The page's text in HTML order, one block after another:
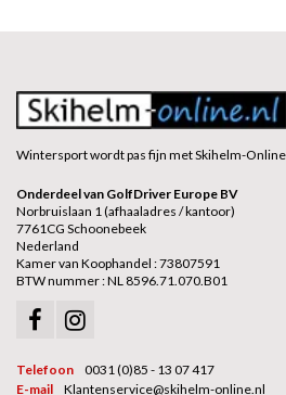
Wintersport wordt pas fijn met Skihelm-
Onderdeel van GolfDriver Europe BV
Norbruislaan 1 (afhaaladres / kantoor)
7761CG Schoonebeek
Nederland
Kamer van Koophandel : 73807591
BTW nummer : NL 8596.71.070.B01
Telefoon
0031 (0)85 - 13 07 417
E-mail
Klantenservice@skihelm-online.nl